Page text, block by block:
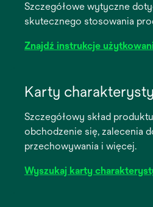
Szczegółowe wytyczne
skutecznego stosowania
Znajdź instrukcje
new
Karty
Szczegółowy skład
obchodzenie się, zalecenia
przechowywania i więcej.
Wyszukaj karty